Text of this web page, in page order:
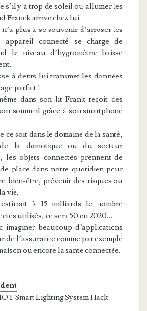
s’il y a trop de soleil ou allumer les
Franck arrive chez lui.
plus à se souvenir d’arroser les
connecté se charge de
le niveau d’hygrométrie baisse
à dents lui transmet les données
parfait !
dans son lit Frank reçoit des
sommeil grâce à son smartphone
ce soit dans le domaine de la santé,
la domotique ou du secteur
les objets connectés prennent de
place dans notre quotidien pour
bien-être, prévenir des risques ou
vie.
à 15 milliards le nombre
utilisés, ce sera 50 en 2020…
imaginer beaucoup d’applications
de l’assurance comme par exemple
ou encore la santé connectée.
Smart Lighting System Hack